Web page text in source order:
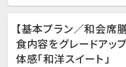
【基本プラン／和会席
食内容をグレードアッ
体感「和洋スイート」